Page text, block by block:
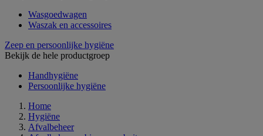
Wasgoedwagen
Waszak en accessoires
Zeep en persoonlijke hygiëne
Bekijk de hele productgroep
Handhygiëne
Persoonlijke hygiëne
Home
Hygiëne
Afvalbeheer